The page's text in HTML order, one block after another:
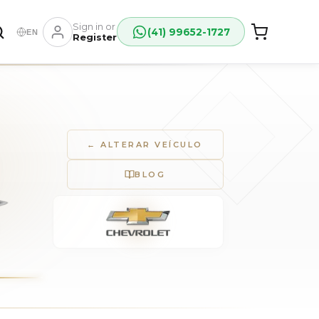
EN
Sign in or
Register
(41) 99652-1727
← ALTERAR VEÍCULO
BLOG